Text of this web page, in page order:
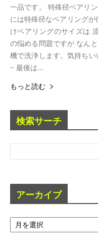
一品です。 特殊径ベアリ
には特殊径なベアリング
けベアリングのサイズは
の悩める問題ですが なん
機で洗浄します。気持ち
~ 最後は...
もっと読む
検索サーチ
アーカイブ
ア
ー